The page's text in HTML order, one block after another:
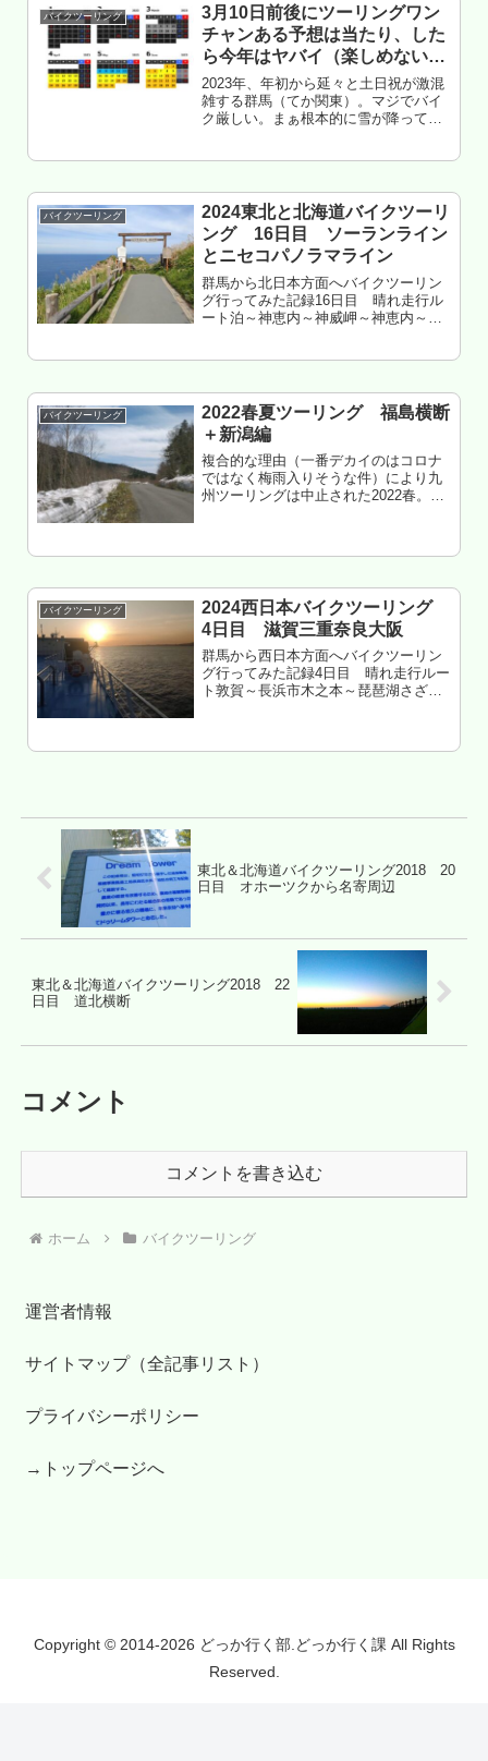
バイクツーリング
3月10日前後にツーリングワン
チャンある予想は当たり、した
ら今年はヤバイ（楽しめない）
予想も当たる気が・・・
2023年、年初から延々と土日祝が激混
雑する群馬（てか関東）。マジでバイ
ク厳しい。まぁ根本的に雪が降ってる
バイクツーリング
2024東北と北海道バイクツーリ
ング 16日目 ソーランライン
とニセコパノラマライン
群馬から北日本方面へバイクツーリン
グ行ってみた記録16日目 晴れ走行ル
ート泊～神恵内～神威岬～神恵内～泊
バイクツーリング
2022春夏ツーリング 福島横断
＋新潟編
複合的な理由（一番デカイのはコロナ
ではなく梅雨入りそうな件）により九
州ツーリングは中止された2022春。福
バイクツーリング
2024西日本バイクツーリング
4日目 滋賀三重奈良大阪
群馬から西日本方面へバイクツーリン
グ行ってみた記録4日目 晴れ走行ルー
ト敦賀～長浜市木之本～琵琶湖さざな
東北＆北海道バイクツーリング2018 20
日目 オホーツクから名寄周辺
東北＆北海道バイクツーリング2018 22
日目 道北横断
コメント
コメントを書き込む
ホーム バイクツーリング
運営者情報
サイトマップ（全記事リスト）
プライバシーポリシー
→トップページへ
Copyright © 2014-2026 どっか行く部.どっか行く課 All Rights
Reserved.